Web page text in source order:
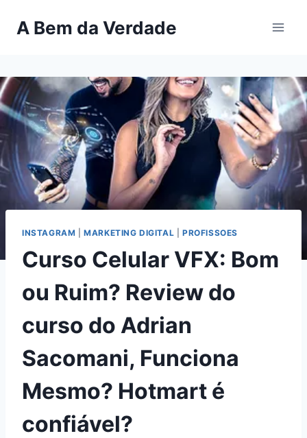
paraA Bem da Verdade
INSTAGRAM |MARKETING DIGITAL |PROFISSOES
Curso Celular VFX: Bom
ou Ruim? Review do
curso do Adrian
Sacomani, Funciona
Mesmo? Hotmart é
confiável?